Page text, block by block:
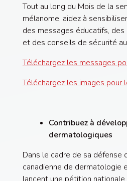
Tout au long du Mois de la
mélanome, aidez à
des messages éducatifs,
et des conseils de sécurité
Téléchargez les messages
Téléchargez les images pour
Contribuez à
dermatologiques
Dans le cadre de sa défense
canadienne de dermatologie